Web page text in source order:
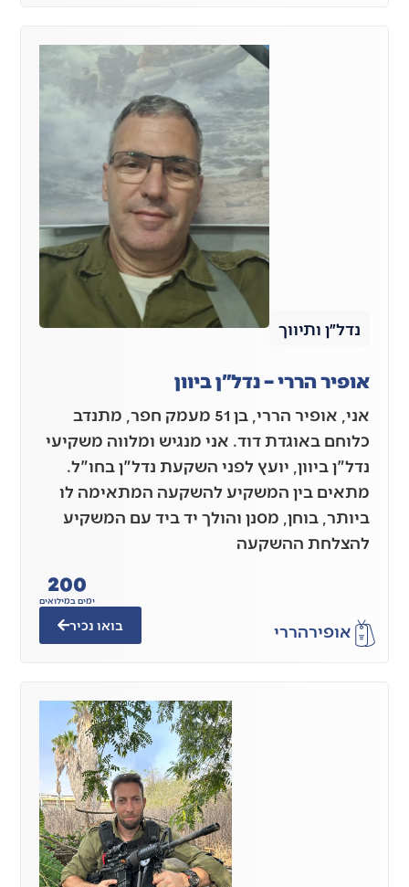
נדל״ן ותיווך
אופיר הררי – נדל"ן ביוון
אני, אופיר הררי, בן 51 מעמק חפר, מתנדב
כלוחם באוגדת דוד. אני מנגיש ומלווה משקיעי
נדל"ן ביוון, יועץ לפני השקעת נדל"ן בחו"ל.
מתאים בין המשקיע להשקעה המתאימה לו
ביותר, בוחן, מסנן והולך יד ביד עם המשקיע
להצלחת ההשקעה
אופירהררי
ימים במילואים
200
בואו נכיר